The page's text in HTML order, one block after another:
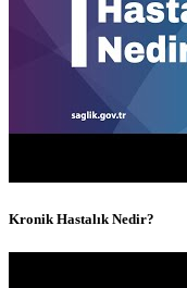
Kronik Hastalık Nedir?